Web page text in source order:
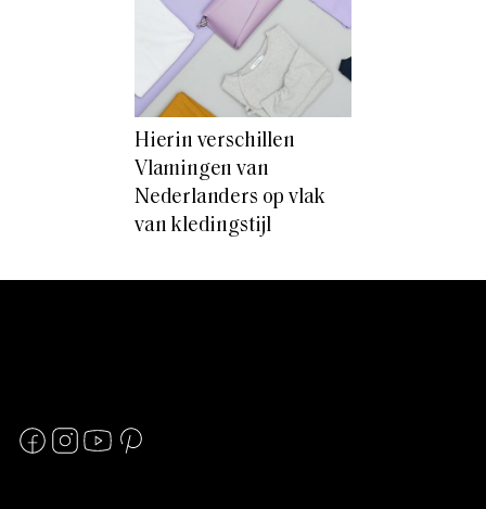
Hierin verschillen
Vlamingen van
Nederlanders op vlak
van kledingstijl